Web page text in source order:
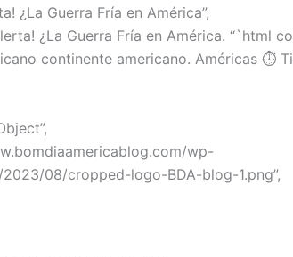
¿La Guerra Fría en América”,
¿La Guerra Fría en América. “`html
continente americano. Américas ⏱️
wp-
08/cropped-logo-BDA-blog-1.png”,